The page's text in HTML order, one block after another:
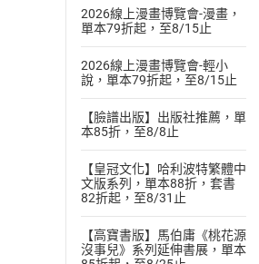
2026線上漫畫博覽會-漫畫，
單本79折起，至8/15止
2026線上漫畫博覽會-輕小
說，單本79折起，至8/15止
【臉譜出版】出版社推薦，單
本85折，至8/8止
【皇冠文化】哈利波特繁體中
文版系列，單本88折，套書
82折起，至8/31止
【高寶書版】馬伯庸《桃花源
沒事兒》系列延伸書展，單本